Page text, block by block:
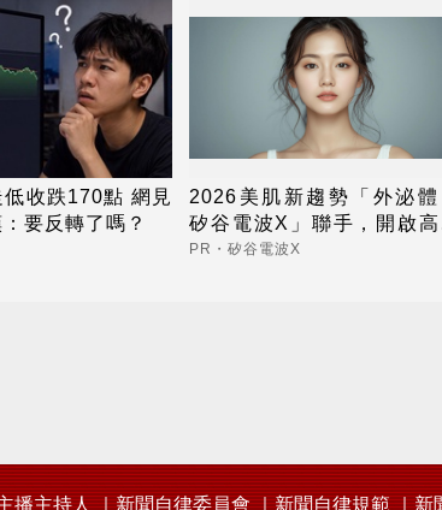
低收跌170點 網見
要反轉了嗎？
2026美肌新趨勢「外泌體
矽谷電波X」聯手，開啟高
養膚新世代
PR・矽谷電波X
播主持人 新聞自律委員會 新聞自律規範 新